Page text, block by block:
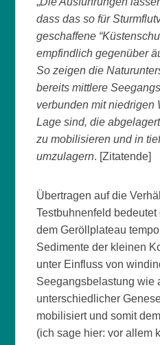
dass das so für
geschaffene
empfindlich gegenüber
So zeigen die
bereits mittlere
verbunden mit niedrigen
Lage sind, die
zu mobilisieren und in
umzulagern. [Zitatende]
Übertragen auf die
Testbuhnenfeld
dem Geröllplateau
Sedimente der kleinen
unter Einfluss von
Seegangsbelastung wie
unterschiedlicher
mobilisiert und somit
(ich sage hier: vor allem